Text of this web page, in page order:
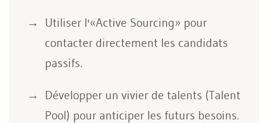
Utiliser l'«Active Sourcing» pour
contacter directement les candidats
passifs.
Développer un vivier de talents (Talent
Pool) pour anticiper les futurs besoins.